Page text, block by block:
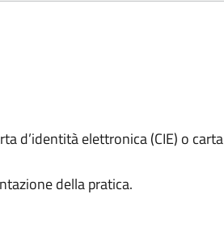
d’identità elettronica (CIE) o carta
della pratica.